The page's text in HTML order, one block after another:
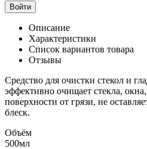
Войти
Описание
Характеристики
Список вариантов товара
Отзывы
Средство для очистки стекол и
эффективно очищает стекла, окна,
поверхности от грязи, не
блеск.
Объём
500мл